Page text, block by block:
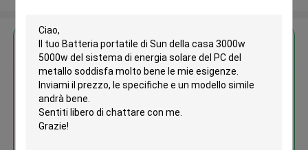
Ottieni il miglior prezzo per
Batteria portatile di Sun della
di energia solare del PC del